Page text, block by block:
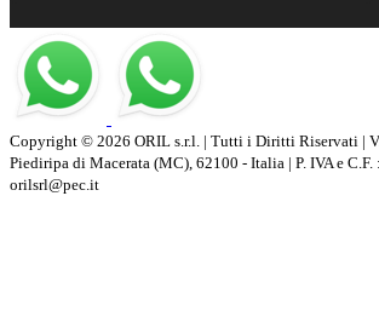
Copyright © 2026 ORIL s.r.l. | Tutti i Diritti Riservati |
Piediripa di Macerata (MC), 62100 - Italia | P. IVA e
orilsrl@pec.it